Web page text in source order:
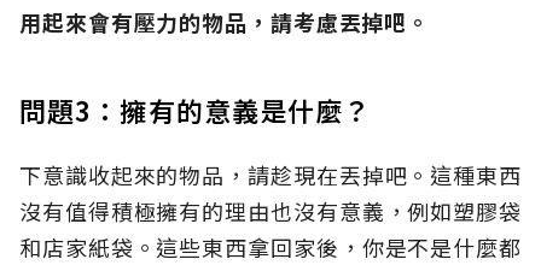
用起來會有壓力的物品，請考慮丟掉吧。
問題3：擁有的意義是什麼？
下意識收起來的物品，請趁現在丟掉吧。這種東西
沒有值得積極擁有的理由也沒有意義，例如塑膠袋
和店家紙袋。這些東西拿回家後，你是不是什麼都